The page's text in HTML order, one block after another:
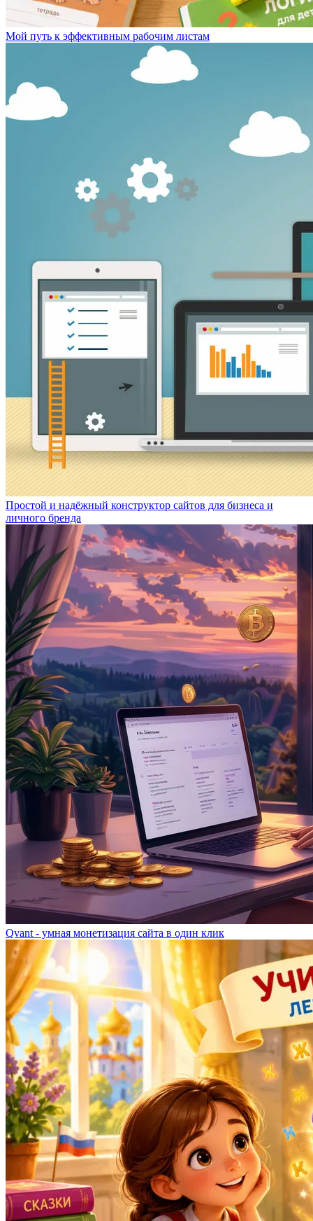
Мой путь к эффективным рабочим листам
Простой и надёжный конструктор сайтов для бизнеса и
личного бренда
Qvant - умная монетизация сайта в один клик